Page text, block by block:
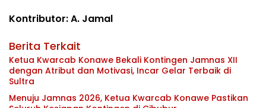
Kontributor: A. Jamal
Berita Terkait
Ketua Kwarcab Konawe Bekali Kontingen Jamnas XII
dengan Atribut dan Motivasi, Incar Gelar Terbaik di
Sultra
Menuju Jamnas 2026, Ketua Kwarcab Konawe Pastikan